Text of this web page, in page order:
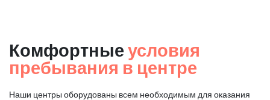
Комфортные условия
пребывания в центре
Наши центры оборудованы всем необходимым для оказания